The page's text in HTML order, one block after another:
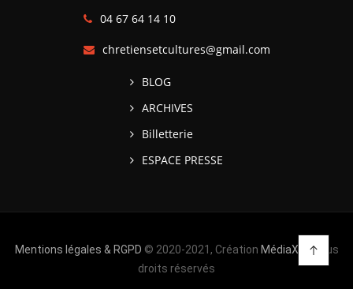
04 67 64 14 10
chretiensetcultures@gmail.com
BLOG
ARCHIVES
Billetterie
ESPACE PRESSE
Mentions légales & RGPD © 2020-2021, Création MédiaXV
| Tous
droits réservés